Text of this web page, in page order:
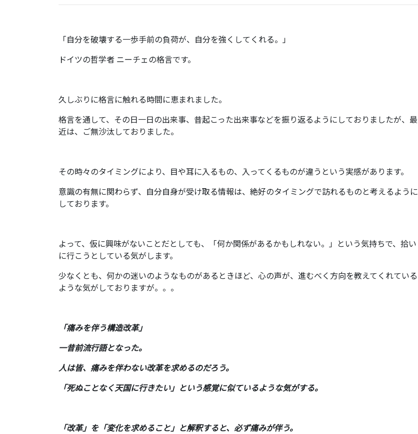
「自分を破壊する一歩手前の負荷が、自分を強くしてくれる。」
ドイツの哲学者 ニーチェの格言です。
久しぶりに格言に触れる時間に恵まれました。
格言を通して、その日一日の出来事、昔起こった出来事などを振り返るようにしておりましたが、最
近は、ご無沙汰しておりました。
その時々のタイミングにより、目や耳に入るもの、入ってくるものが違うという実感があります。
意識の有無に関わらず、自分自身が受け取る情報は、絶好のタイミングで訪れるものと考えるように
しております。
よって、仮に興味がないことだとしても、「何か関係があるかもしれない。」という気持ちで、拾い
に行こうとしている気がします。
少なくとも、何かの迷いのようなものがあるときほど、心の声が、進むべく方向を教えてくれている
ような気がしておりますが。。。
「痛みを伴う構造改革」
一昔前流行語となった。
人は皆、痛みを伴わない改革を求めるのだろう。
「死ぬことなく天国に行きたい」という感覚に似ているような気がする。
「改革」を「変化を求めること」と解釈すると、必ず痛みが伴う。